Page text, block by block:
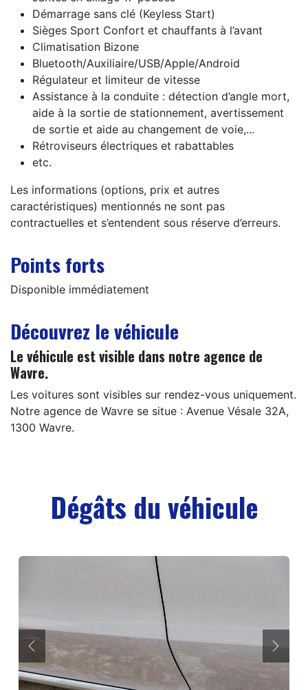
Démarrage sans clé (Keyless Start)
Sièges Sport Confort et chauffants à l’avant
Climatisation Bizone
Bluetooth/Auxiliaire/USB/Apple/Android
Régulateur et limiteur de vitesse
Assistance à la conduite : détection d’angle mort,
aide à la sortie de stationnement, avertissement
de sortie et aide au changement de voie,...
Rétroviseurs électriques et rabattables
etc.
Les informations (options, prix et autres
caractéristiques) mentionnés ne sont pas
contractuelles et s’entendent sous réserve d’erreurs.
Points forts
Disponible immédiatement
Découvrez le véhicule
Le véhicule est visible dans notre agence de
Wavre.
Les voitures sont visibles sur rendez-vous uniquement.
Notre agence de Wavre se situe : Avenue Vésale 32A,
1300 Wavre.
Dégâts du véhicule
Précédent